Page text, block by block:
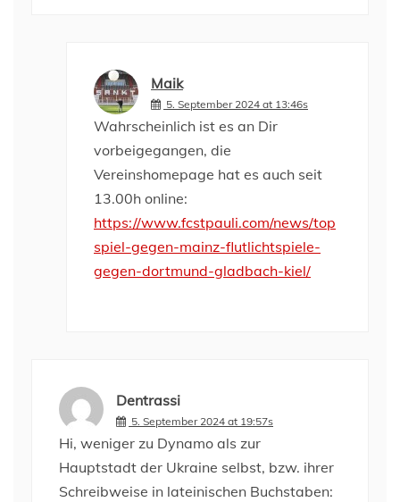
Maik
5. September 2024 at 13:46s
Wahrscheinlich ist es an Dir
vorbeigegangen, die
Vereinshomepage hat es auch seit
13.00h online:
https://www.fcstpauli.com/news/top
spiel-gegen-mainz-flutlichtspiele-
gegen-dortmund-gladbach-kiel/
Dentrassi
5. September 2024 at 19:57s
Hi, weniger zu Dynamo als zur
Hauptstadt der Ukraine selbst, bzw. ihrer
Schreibweise in lateinischen Buchstaben: